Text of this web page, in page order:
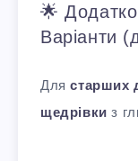
🌟
Варіанти
Длястарших
щедрівки з